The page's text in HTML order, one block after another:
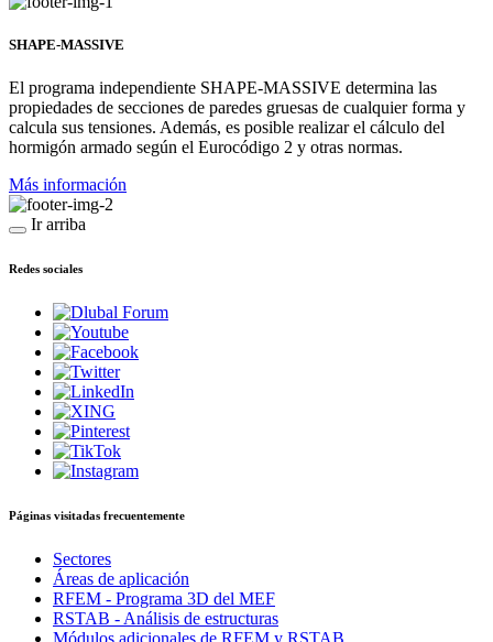
SHAPE-MASSIVE
El programa independiente SHAPE-MASSIVE determina las
propiedades de secciones de paredes gruesas de cualquier forma y
calcula sus tensiones. Además, es posible realizar el cálculo del
hormigón armado según el Eurocódigo 2 y otras normas.
Más información
Ir arriba
Redes sociales
Páginas visitadas frecuentemente
Sectores
Áreas de aplicación
RFEM - Programa 3D del MEF
RSTAB - Análisis de estructuras
Módulos adicionales de RFEM y RSTAB